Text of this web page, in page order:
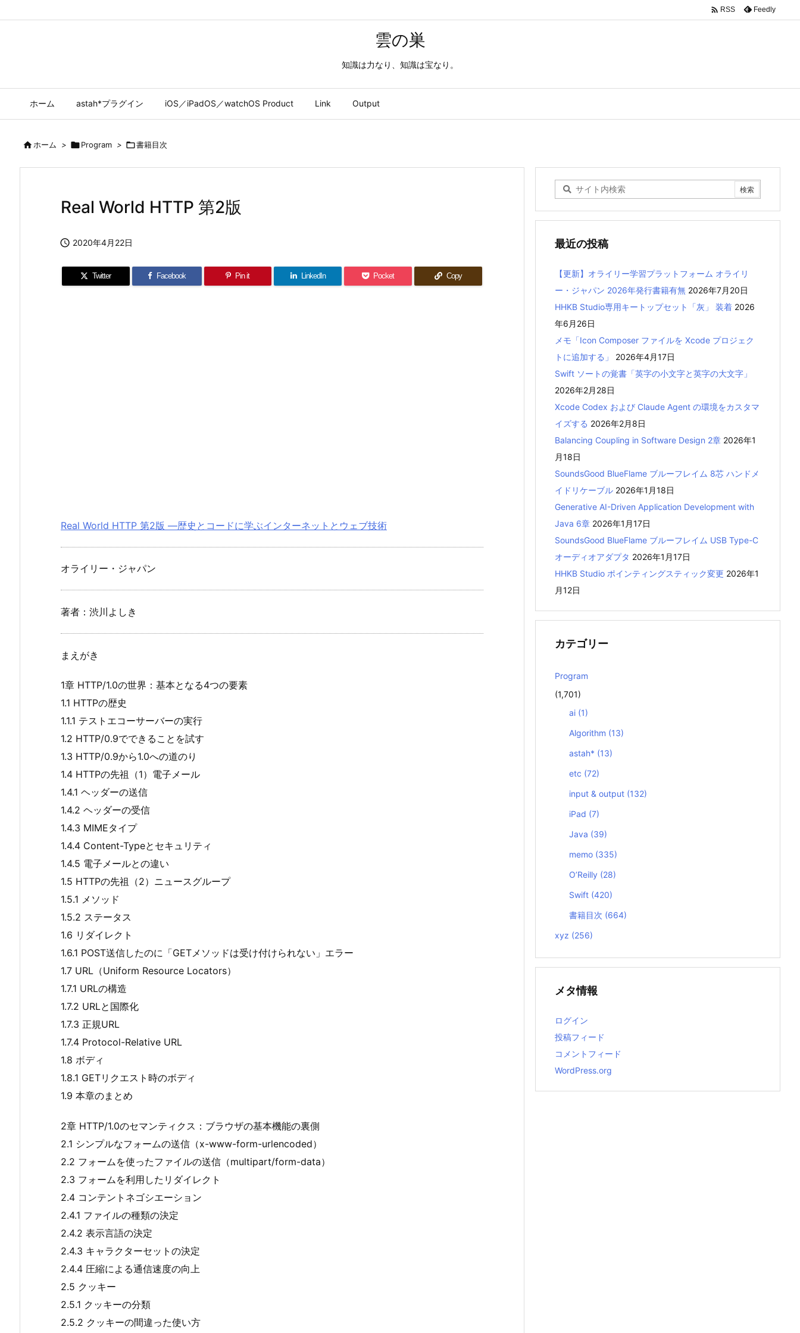
雲の巣
知識は力なり、知識は宝なり。
ホーム astah*プラグイン iOS／iPadOS／watchOS Product Link Output
 RSS Feedly
ホーム > Program > 書籍目次
Real World HTTP 第2版
 2020年4月22日
Twitter Facebook Pin it LinkedIn Pocket Copy
Real World HTTP 第2版 ―歴史とコードに学ぶインターネットとウェブ技術
オライリー・ジャパン
著者：渋川よしき
まえがき
1章 HTTP/1.0の世界：基本となる4つの要素
1.1 HTTPの歴史
1.1.1 テストエコーサーバーの実行
1.2 HTTP/0.9でできることを試す
1.3 HTTP/0.9から1.0への道のり
1.4 HTTPの先祖（1）電子メール
1.4.1 ヘッダーの送信
1.4.2 ヘッダーの受信
1.4.3 MIMEタイプ
1.4.4 Content-Typeとセキュリティ
1.4.5 電子メールとの違い
1.5 HTTPの先祖（2）ニュースグループ
1.5.1 メソッド
1.5.2 ステータス
1.6 リダイレクト
1.6.1 POST送信したのに「GETメソッドは受け付けられない」エラー
1.7 URL（Uniform Resource Locators）
1.7.1 URLの構造
1.7.2 URLと国際化
1.7.3 正規URL
1.7.4 Protocol-Relative URL
1.8 ボディ
1.8.1 GETリクエスト時のボディ
1.9 本章のまとめ
2章 HTTP/1.0のセマンティクス：ブラウザの基本機能の裏側
2.1 シンプルなフォームの送信（x-www-form-urlencoded）
2.2 フォームを使ったファイルの送信（multipart/form-data）
2.3 フォームを利用したリダイレクト
2.4 コンテントネゴシエーション
2.4.1 ファイルの種類の決定
2.4.2 表示言語の決定
2.4.3 キャラクターセットの決定
2.4.4 圧縮による通信速度の向上
2.5 クッキー
2.5.1 クッキーの分類
2.5.2 クッキーの間違った使い方
最近の投稿
【更新】オライリー学習プラットフォーム オライリ
ー・ジャパン 2026年発行書籍有無 2026年7月20日
HHKB Studio専用キートップセット「灰」 装着 2026
年6月26日
メモ「Icon Composer ファイルを Xcode プロジェク
トに追加する」
2026年4月17日
Swift ソートの覚書「英字の小文字と英字の大文字」
2026年2月28日
Xcode Codex および Claude Agent の環境をカスタマ
イズする 2026年2月8日
Balancing Coupling in Software Design 2章 2026年1
月18日
SoundsGood BlueFlame ブルーフレイム 8芯 ハンドメ
イドリケーブル 2026年1月18日
Generative AI-Driven Application Development with
Java 6章 2026年1月17日
SoundsGood BlueFlame ブルーフレイム USB Type-C
オーディオアダプタ 2026年1月17日
HHKB Studio ポインティングスティック変更 2026年1
月12日
カテゴリー
Program
(1,701)
ai (1)
Algorithm (13)
astah* (13)
etc (72)
input & output (132)
iPad (7)
Java (39)
memo (335)
O’Reilly (28)
Swift (420)
書籍目次 (664)
xyz (256)
メタ情報
ログイン
投稿フィード
コメントフィード
WordPress.org